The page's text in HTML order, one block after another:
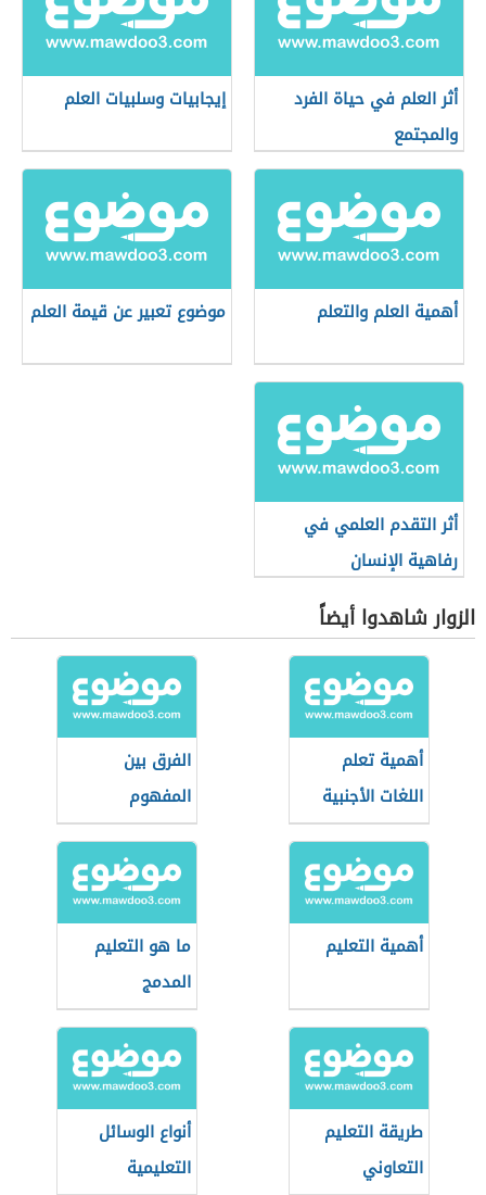
أثر العلم في حياة الفرد
والمجتمع
إيجابيات وسلبيات العلم
أهمية العلم والتعلم موضوع تعبير عن قيمة العلم
أثر التقدم العلمي في
رفاهية الإنسان
الزوار شاهدوا أيضاً
أهمية تعلم
اللغات الأجنبية
الفرق بين
المفهوم
والمصطلح
أهمية التعليم
ما هو التعليم
المدمج
طريقة التعليم
التعاوني
أنواع الوسائل
التعليمية